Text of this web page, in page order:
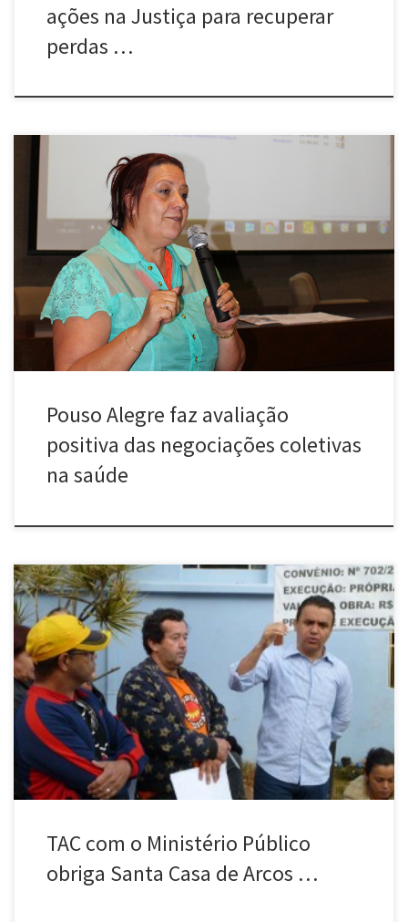
ações na Justiça para recuperar
perdas …
Os acordos coletivos e negociação ampla com representação
patronal garantiram o avanço dos trabalhadores na saúde durante
este ano. A avaliação de Maria Nerci, presidenta do Sindicato dos
Empregados em Estabelecimento de Saúde de Pouso Alegre. Em
balanço do processo de mobilização dos trabalhadores e balanço
das negociações, Maria Nerci […]
Pouso Alegre faz avaliação
positiva das negociações coletivas
na saúde
O Sindicato dos Trabalhadores na Saúde de Arcos conseguiram no
Ministério Público do Trabalho que a Santa Casa de Arcos assinasse
um Termo de Ajuste de Conduta (TAC) para que os patrões
cumpram uma série de procedimentos visando à maior segurança
no trabalho, além de garantir direitos estabelecidos em
convenções […]
TAC com o Ministério Público
obriga Santa Casa de Arcos …